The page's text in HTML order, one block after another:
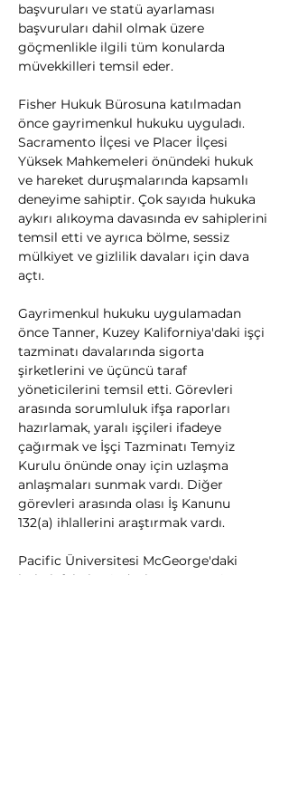
başvuruları ve statü ayarlaması
başvuruları dahil olmak üzere
göçmenlikle ilgili tüm konularda
müvekkilleri temsil eder.
Fisher Hukuk Bürosuna katılmadan
önce gayrimenkul hukuku uyguladı.
Sacramento İlçesi ve Placer İlçesi
Yüksek Mahkemeleri önündeki hukuk
ve hareket duruşmalarında kapsamlı
deneyime sahiptir. Çok sayıda hukuka
aykırı alıkoyma davasında ev sahiplerini
temsil etti ve ayrıca bölme, sessiz
mülkiyet ve gizlilik davaları için dava
açtı.
Gayrimenkul hukuku uygulamadan
önce Tanner, Kuzey Kaliforniya'daki işçi
tazminatı davalarında sigorta
şirketlerini ve üçüncü taraf
yöneticilerini temsil etti. Görevleri
arasında sorumluluk ifşa raporları
hazırlamak, yaralı işçileri ifadeye
çağırmak ve İşçi Tazminatı Temyiz
Kurulu önünde onay için uzlaşma
anlaşmaları sunmak vardı. Diğer
görevleri arasında olası İş Kanunu
132(a) ihlallerini araştırmak vardı.
Pacific Üniversitesi McGeorge'daki
hukuk fakültesindeyken Tanner, inşaat